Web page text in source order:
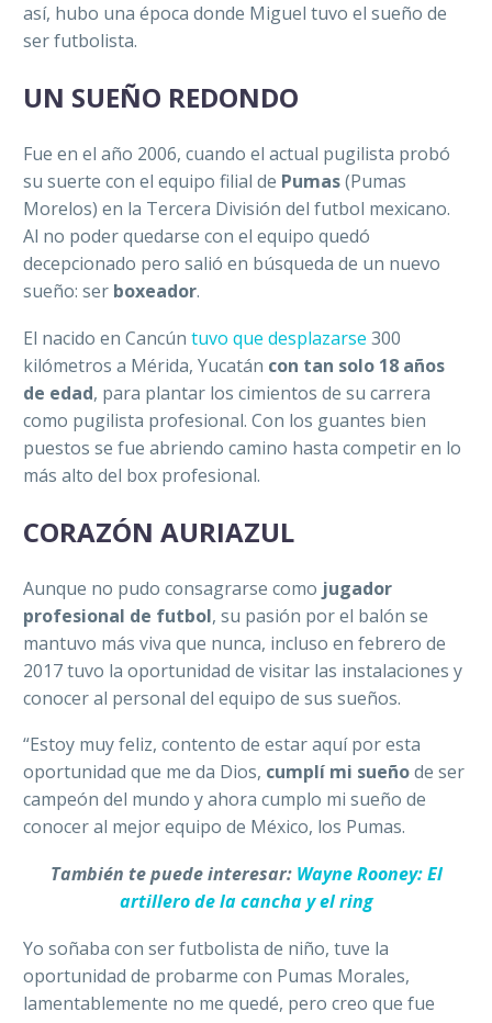
así, hubo una época donde Miguel tuvo el sueño de
ser futbolista.
UN SUEÑO REDONDO
Fue en el año 2006, cuando el actual pugilista probó
su suerte con el equipo filial de Pumas(Pumas
Morelos) en la Tercera División del futbol mexicano.
Al no poder quedarse con el equipo quedó
decepcionado pero salió en búsqueda de un nuevo
sueño: ser boxeador.
El nacido en Cancún tuvo que desplazarse 300
kilómetros a Mérida, Yucatán con tan solo 18 años
de edad, para plantar los cimientos de su carrera
como pugilista profesional. Con los guantes bien
puestos se fue abriendo camino hasta competir en lo
más alto del box profesional.
CORAZÓN AURIAZUL
Aunque no pudo consagrarse como jugador
profesional de futbol, su pasión por el balón se
mantuvo más viva que nunca, incluso en febrero de
2017 tuvo la oportunidad de visitar las instalaciones y
conocer al personal del equipo de sus sueños.
“Estoy muy feliz, contento de estar aquí por esta
oportunidad que me da Dios, cumplí mi sueñode ser
campeón del mundo y ahora cumplo mi sueño de
conocer al mejor equipo de México, los Pumas.
También te puede interesar: Wayne Rooney: El
artillero de la cancha y el ring
Yo soñaba con ser futbolista de niño, tuve la
oportunidad de probarme con Pumas Morales,
lamentablemente no me quedé, pero creo que fue